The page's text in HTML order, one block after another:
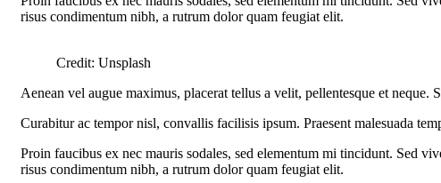
risus condimentum nibh, a rutrum dolor quam feugiat elit.
Credit: Unsplash
Aenean vel augue maximus, placerat tellus a velit, pellentesque et
Curabitur ac tempor nisl, convallis facilisis ipsum. Praesent malesuada
Proin faucibus ex nec mauris sodales, sed elementum mi tincidunt. Sed
risus condimentum nibh, a rutrum dolor quam feugiat elit.